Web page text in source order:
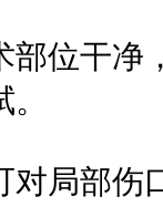
部位干净
对局部伤